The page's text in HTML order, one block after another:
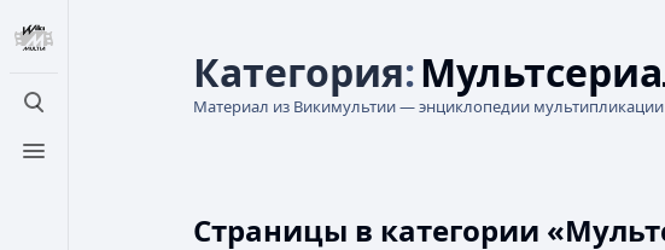
Открыть поиск
Открыть меню
Категория:
Материал из Викимультии — энциклопедии мультипликации
Страницы в категории